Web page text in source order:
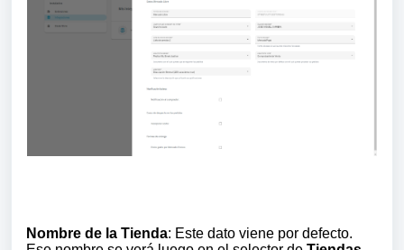
Nombre de la Tienda: Este dato viene por defecto.